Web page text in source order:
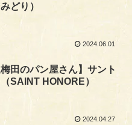
どり）
2024.06.01
梅田のパン屋さん】サント
SAINT HONORE）
2024.04.27